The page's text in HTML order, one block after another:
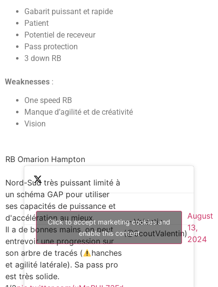
Gabarit puissant et rapide
Patient
Potentiel de receveur
Pass protection
3 down RB
Weaknesses :
One speed RB
Manque d’agilité et de créativité
Vision
RB Omarion Hampton
Nord-Sud très puissant limité à
un schéma GAP pour utiliser
ses capacités de puissance et
d'accélération au mieux.
Il a de bonnes mains, on peut
entrevoir une progression sur
son arbre de tracés (
hanches
et agilité latérale). Sa pass pro
est très solide.
— Valentin
(@ScoutValentin)
August
13,
2024
Click to accept marketing cookies and
enable this content